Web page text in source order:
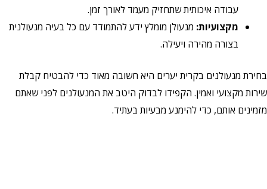
עבודה איכותית שתחזיק מעמד לאורך זמן.
מקצועיות:מנעולן מומלץ ידע להתמודד עם כל בעיה מנעולנית
בצורה מהירה ויעילה.
מנעולנים בקרית יערים היא חשובה מאוד כדי להבטיח קבלת
מקצועי ואמין. הקפידו לבדוק היטב את המנעולנים לפני שאתם
אותם, כדי להימנע מבעיות בעתיד.